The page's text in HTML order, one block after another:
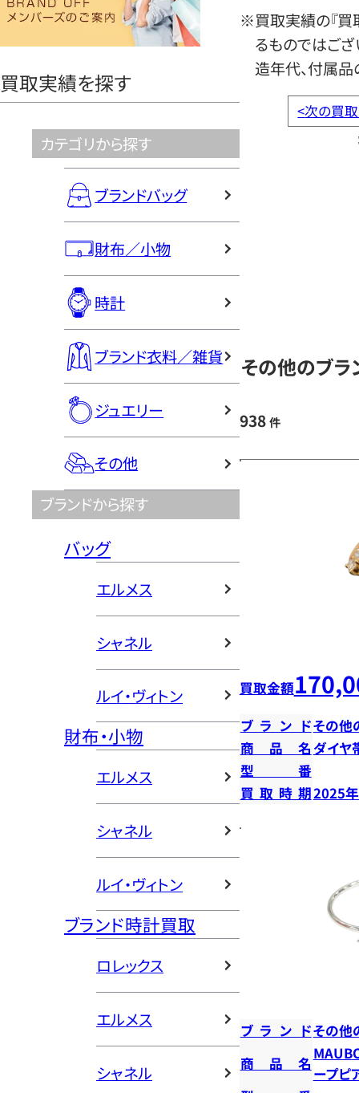
ヤ
買取実績を探す
カテゴリから探す
ブランドバッグ
財布／小物
時計
ブランド衣料／雑貨
ジュエリー
その他
ブランドから探す
バッグ
エルメス
シャネル
ルイ・ヴィトン
財布・小物
エルメス
シャネル
ルイ・ヴィトン
ブランド時計買取
ロレックス
エルメス
シャネル
※買取実績の『買
るものではござ
造年代、付属品
<次の買
その他のブラ
938 件
買取金額
ブランドその他
商品名ダイヤ
型番
買取時期2025
ブランドその他
商品名
ープピ